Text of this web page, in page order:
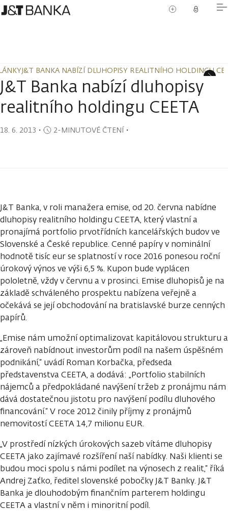
J&T BANKA NABÍZÍ DLUHOPISY REALITNÍHO HOLDINGU
J&T BANKA NABÍZÍ DLUHOPISY REALITNÍHO HOLDINGU
J&T Banka nabízí dluhopisy
realitního holdingu CEETA
18. 6. 2013 ・ 2-MINUTOVÉ ČTENÍ・
J&T Banka, v roli manažera emise, od 20. června nabídne
dluhopisy realitního holdingu CEETA, který vlastní a
pronajímá portfolio prvotřídních kancelářských budov ve
Slovenské a České republice. Cenné papíry v nominální
hodnotě tisíc eur se splatností v roce 2016 ponesou roční
úrokový výnos ve výši 6,5 %. Kupon bude vyplácen
pololetně, vždy v červnu a v prosinci. Emise dluhopisů je na
základě schváleného prospektu nabízena veřejně a
očekává se její obchodování na bratislavské burze cenných
papírů.
„Emise nám umožní optimalizovat kapitálovou strukturu a
zároveň nabídnout investorům podíl na našem úspěšném
podnikání,“ uvádí Roman Korbačka, předseda
představenstva CEETA, a dodává: „Portfolio stabilních
nájemců a předpokládané navýšení tržeb z pronájmu nám
dává dostatečnou jistotu pro navýšení podílu dluhového
financování.“ V roce 2012 činily příjmy z pronájmů
nemovitostí CEETA 14,7 milionu EUR.
„V prostředí nízkých úrokových sazeb vítáme dluhopisy
CEETA jako zajímavé rozšíření naší nabídky. Naši klienti se
budou moci spolu s námi podílet na výnosech z realit,“ říká
Andrej Zaťko, ředitel slovenské pobočky J&T Banky. J&T
Banka je dlouhodobým finančním parterem holdingu
CEETA a vlastní v něm i minoritní podíl.